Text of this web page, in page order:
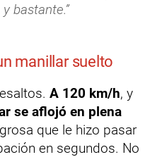
bastante.”
manillar suelto
A 120 km/h, y
se aflojó en plena
que le hizo pasar
en segundos. No